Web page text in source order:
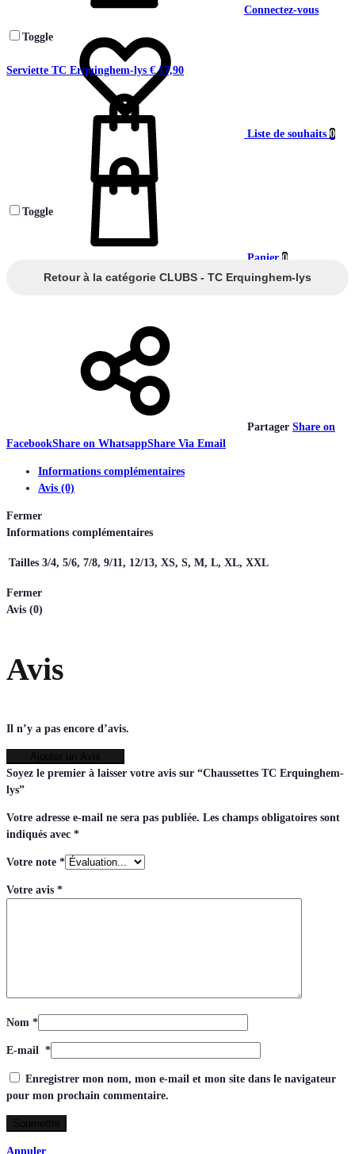
Connectez-vous
Liste de souhaits 0
Panier 0
Toggle
Serviette TC Erquinghem-lys €17,90
Toggle
Retour à la catégorie CLUBS - TC Erquinghem-lys
Partager Share on
FacebookShare on WhatsappShare Via Email
Informations complémentaires
Avis (0)
Fermer
Informations complémentaires
Tailles 3/4, 5/6, 7/8, 9/11, 12/13, XS, S, M, L, XL, XXL
Fermer
Avis (0)
Avis
Il n’y a pas encore d’avis.
Soyez le premier à laisser votre avis sur “Chaussettes TC Erquinghem-
lys”
Votre adresse e-mail ne sera pas publiée. Les champs obligatoires sont
indiqués avec *
Votre note *
Votre avis *
Nom *
E-mail *
Enregistrer mon nom, mon e-mail et mon site dans le navigateur
pour mon prochain commentaire.
Annuler